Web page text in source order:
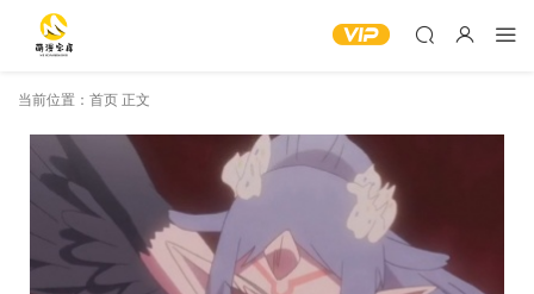
当前位置： 首页 正文